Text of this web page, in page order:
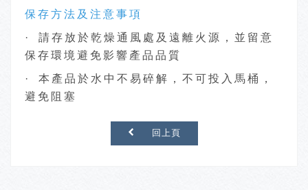
保存方法及注意事項
· 請存放於乾燥通風處及遠離火源，並留意
保存環境避免影響產品品質
· 本產品於水中不易碎解，不可投入馬桶，
避免阻塞
回上頁